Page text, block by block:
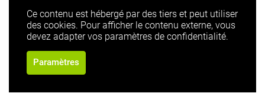
Ce contenu est hébergé par des tiers et peut utiliser
des cookies. Pour afficher le contenu externe, vous
devez adapter vos paramètres de confidentialité.
Paramètres